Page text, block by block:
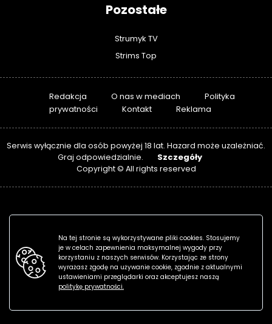
Pozostałe
Strumyk TV
Strims Top
Redakcja O nas w mediach
Polityka
prywatności
Kontakt Reklama
Serwis wyłącznie dla osób powyżej 18 lat. Hazard może uzależniać.
Graj odpowiedzialnie.
Szczegóły
Copyright © All rights reserved
Na tej stronie są wykorzystywane pliki cookies. Stosujemy
je w celach zapewnienia maksymalnej wygody przy
korzystaniu z naszych serwisów. Korzystając ze strony
wyrażasz zgodę na używanie cookie, zgodnie z aktualnymi
ustawieniami przeglądarki oraz akceptujesz naszą
politykę prywatności.